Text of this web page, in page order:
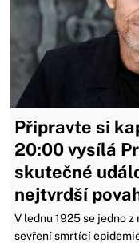
Připravte si
20:00 vysílá
skutečné
nejtvrdší
V lednu 1925 se jedno
sevření smrtící